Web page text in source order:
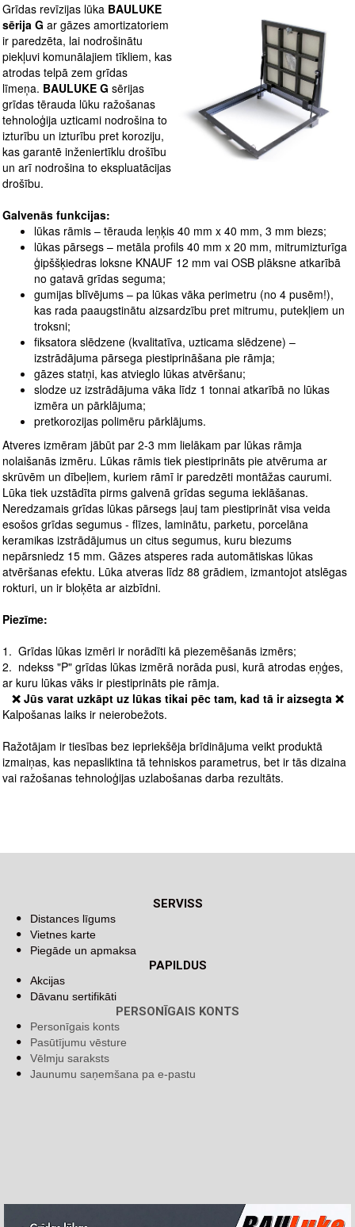
Grīdas revīzijas lūka BAULUKE
sērija G ar gāzes amortizatoriem
ir paredzēta, lai nodrošinātu
piekļuvi komunālajiem tīkliem, kas
atrodas telpā zem grīdas
līmeņa. BAULUKE G sērijas
grīdas tērauda lūku ražošanas
tehnoloģija uzticami nodrošina to
izturību un izturību pret koroziju,
kas garantē inženiertīklu drošību
un arī nodrošina to ekspluatācijas
drošību.
Galvenās funkcijas:
lūkas rāmis – tērauda leņķis 40 mm x 40 mm, 3 mm biezs;
lūkas pārsegs – metāla profils 40 mm x 20 mm, mitrumizturīga
ģipššķiedras loksne KNAUF 12 mm vai OSB plāksne atkarībā
no gatavā grīdas seguma;
gumijas blīvējums – pa lūkas vāka perimetru (no 4 pusēm!),
kas rada paaugstinātu aizsardzību pret mitrumu, putekļiem un
troksni;
fiksatora slēdzene (kvalitatīva, uzticama slēdzene) –
izstrādājuma pārsega piestiprināšana pie rāmja;
gāzes statņi, kas atvieglo lūkas atvēršanu;
slodze uz izstrādājuma vāka līdz 1 tonnai atkarībā no lūkas
izmēra un pārklājuma;
pretkorozijas polimēru pārklājums.
Atveres izmēram jābūt par 2-3 mm lielākam par lūkas rāmja
nolaišanās izmēru. Lūkas rāmis tiek piestiprināts pie atvēruma ar
skrūvēm un dībeļiem, kuriem rāmī ir paredzēti montāžas caurumi.
Lūka tiek uzstādīta pirms galvenā grīdas seguma ieklāšanas.
Neredzamais grīdas lūkas pārsegs ļauj tam piestiprināt visa veida
esošos grīdas segumus - flīzes, laminātu, parketu, porcelāna
keramikas izstrādājumus un citus segumus, kuru biezums
nepārsniedz 15 mm. Gāzes atsperes rada automātiskas lūkas
atvēršanas efektu. Lūka atveras līdz 88 grādiem, izmantojot atslēgas
rokturi, un ir bloķēta ar aizbīdni.
Piezīme:
1. Grīdas lūkas izmēri ir norādīti kā piezemēšanās izmērs;
2. ndekss "P" grīdas lūkas izmērā norāda pusi, kurā atrodas eņģes,
ar kuru lūkas vāks ir piestiprināts pie rāmja.
❌ Jūs varat uzkāpt uz lūkas tikai pēc tam, kad tā ir aizsegta ❌
Kalpošanas laiks ir neierobežots.
Ražotājam ir tiesības bez iepriekšēja brīdinājuma veikt produktā
izmaiņas, kas nepasliktina tā tehniskos parametrus, bet ir tās dizaina
vai ražošanas tehnoloģijas uzlabošanas darba rezultāts.
SERVISS
Distances līgums
Vietnes karte
Piegāde un apmaksa
PAPILDUS
Akcijas
Dāvanu sertifikāti
PERSONĪGAIS KONTS
Personīgais konts
Pasūtījumu vēsture
Vēlmju saraksts
Jaunumu saņemšana pa e-pastu